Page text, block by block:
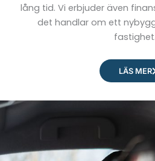
lång tid. Vi erbjuder även
det handlar om ett
fastighet.
LÄS MER